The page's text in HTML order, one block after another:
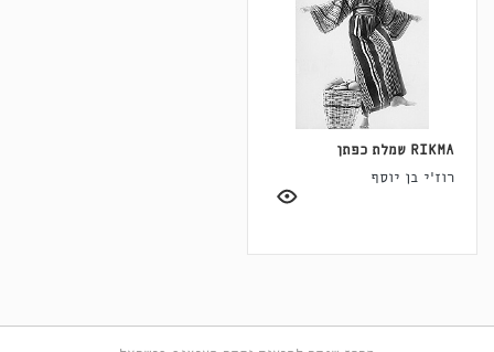
RIKMA שמלת כפתן
רוז'י בן יוסף